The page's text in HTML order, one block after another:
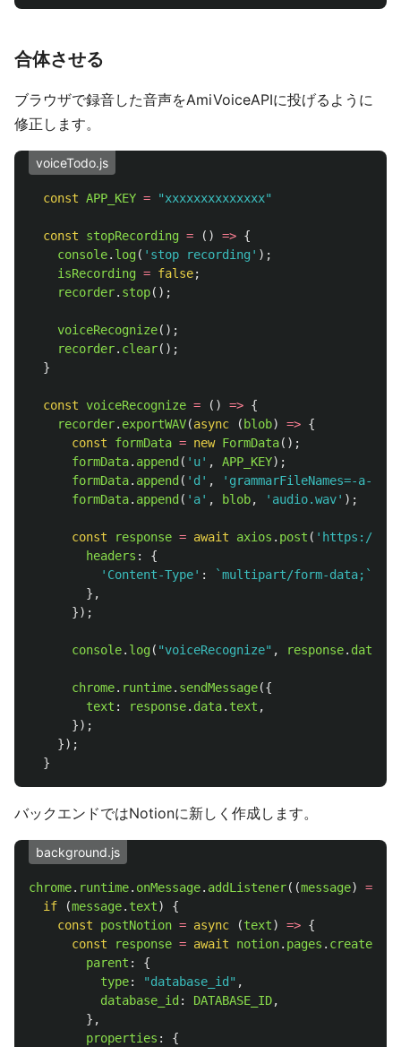
合体させる
ブラウザで録音した音声をAmiVoiceAPIに投げるように
修正します。
voiceTodo.js
const APP_KEY = "xxxxxxxxxxxxxx"
const stopRecording = () => {
console. log( ' stop recording ' );
isRecording = false;
recorder. stop();
voiceRecognize();
recorder. clear();
}
const voiceRecognize = () => {
recorder. exportWAV(async ( blob) => {
const
formData = new FormData();
formData. append ( ' u' , APP_KEY);
formData. append ( ' d ' , ' grammarFileNames=-a-
formData. append ( ' a' , blob, ' audio.wav' );
const response = await axios . post ( ' https://
headers :
{
' Content-Type' : `multipart/form-data;`
},
});
console. log( "voiceRecognize" , response. data
chrome. runtime. sendMessage({
text : response. data. text ,
});
});
}
バックエンドではNotionに新しく作成します。
background.js
chrome. runtime. onMessage. addListener((message) =>
if
(message. text)
{
const
postNotion = async (text) => {
const
response = await notion. pages . create
parent :
{
type: "database_id " ,
database_id : DATABASE_ID,
},
properties :
{